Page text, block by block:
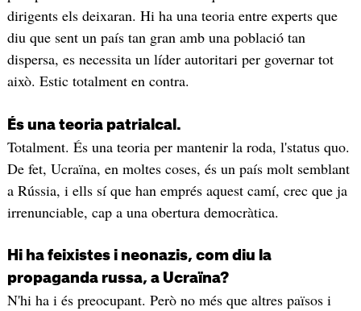
dirigents els deixaran. Hi ha una teoria entre experts que
diu que sent un país tan gran amb una població tan
dispersa, es necessita un líder autoritari per governar tot
això. Estic totalment en contra.
És una teoria patrialcal.
Totalment. És una teoria per mantenir la roda, l'status quo.
De fet, Ucraïna, en moltes coses, és un país molt semblant
a Rússia, i ells sí que han emprés aquest camí, crec que ja
irrenunciable, cap a una obertura democràtica.
Hi ha feixistes i neonazis, com diu la
propaganda russa, a Ucraïna?
N'hi ha i és preocupant. Però no més que altres països i